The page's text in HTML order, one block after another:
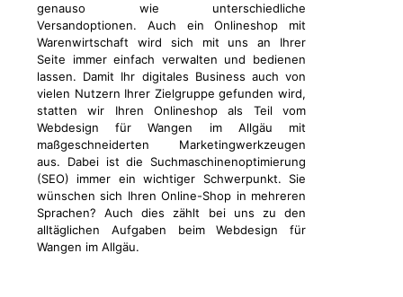
genauso wie unterschiedliche
Versandoptionen. Auch ein Onlineshop mit
Warenwirtschaft wird sich mit uns an Ihrer
Seite immer einfach verwalten und bedienen
lassen. Damit Ihr digitales Business auch von
vielen Nutzern Ihrer Zielgruppe gefunden wird,
statten wir Ihren Onlineshop als Teil vom
Webdesign für Wangen im Allgäu mit
maßgeschneiderten Marketingwerkzeugen
aus. Dabei ist die Suchmaschinenoptimierung
(SEO) immer ein wichtiger Schwerpunkt. Sie
wünschen sich Ihren Online-Shop in mehreren
Sprachen? Auch dies zählt bei uns zu den
alltäglichen Aufgaben beim Webdesign für
Wangen im Allgäu.